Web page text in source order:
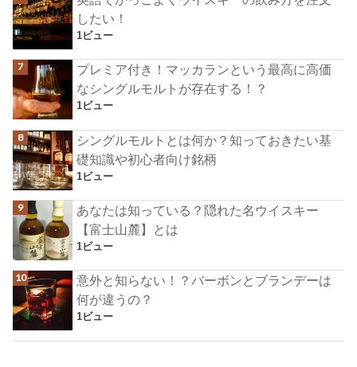
したい！
1ビュー
プレミア付き！マッカランという最高に高価
なシングルモルトが存在する！？
1ビュー
シングルモルトとは何か？知っておきたい基
礎知識や初心者向け銘柄
1ビュー
あなたは知っている？隠れた名ウイスキー
【富士山麓】とは
1ビュー
意外と知らない！？バーボンとブランデーは
何が違うの？
1ビュー